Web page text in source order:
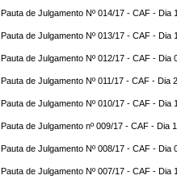
Pauta de Julgamento Nº 014/17 - CAF - Dia
Pauta de Julgamento Nº 013/17 - CAF - Dia
Pauta de Julgamento Nº 012/17 - CAF - Dia
Pauta de Julgamento Nº 011/17 - CAF - Dia
Pauta de Julgamento Nº 010/17 - CAF - Dia
Pauta de Julgamento nº 009/17 - CAF - Dia
Pauta de Julgamento Nº 008/17 - CAF - Dia
Pauta de Julgamento Nº 007/17 - CAF - Dia